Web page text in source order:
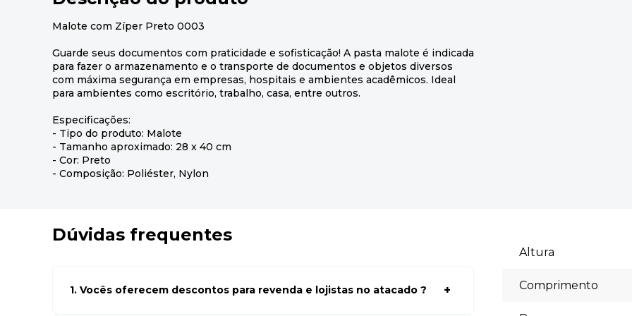
Malote com Zíper Preto 0003
Guarde seus documentos com praticidade e sofisticação! A pasta malote é indicada
para fazer o armazenamento e o transporte de documentos e objetos diversos
com máxima segurança em empresas, hospitais e ambientes acadêmicos. Ideal
para ambientes como escritório, trabalho, casa, entre outros.
Especificações:
- Tipo do produto: Malote
- Tamanho aproximado: 28 x 40 cm
- Cor: Preto
- Composição: Poliéster, Nylon
Dúvidas frequentes
1. Vocês oferecem descontos para revenda e lojistas no atacado ?
Altura
Comprimento